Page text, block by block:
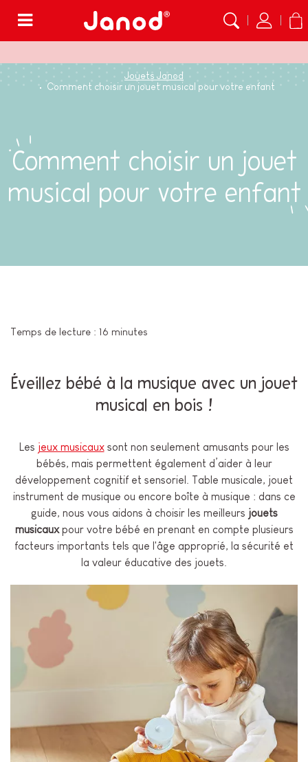
Jouets Janod
Comment choisir un jouet musical pour votre enfant
Comment choisir un jouet
musical pour votre enfant
Temps de lecture : 16 minutes
Éveillez bébé à la musique avec un jouet
musical en bois !
Les jeux musicauxsont non seulement amusants pour les
bébés, mais permettent également d’aider à leur
développement cognitif et sensoriel. Table musicale, jouet
instrument de musique ou encore boîte à musique : dans ce
guide, nous vous aidons à choisir les meilleurs jouets
musicauxpour votre bébé en prenant en compte plusieurs
facteurs importants tels que l'âge approprié, la sécurité et
la valeur éducative des jouets.